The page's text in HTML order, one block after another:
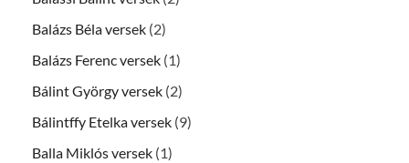
Balázs Béla versek (2)
Balázs Ferenc versek (1)
Bálint György versek (2)
Bálintffy Etelka versek (9)
Balla Miklós versek (1)